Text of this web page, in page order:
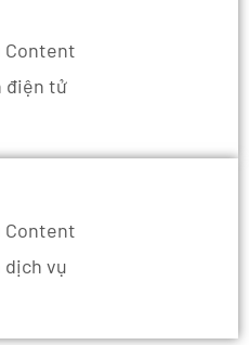
Content
điện tử
Content
dịch vụ